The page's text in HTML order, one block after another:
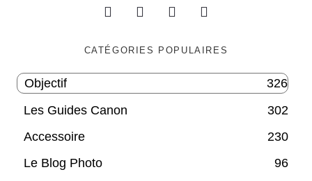
CATÉGORIES POPULAIRES
Objectif
326
Les Guides Canon
302
Accessoire
230
Le Blog Photo
96